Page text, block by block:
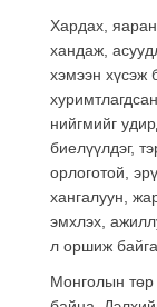
Хардах, яаран
хандаж,
хэмээн хүсэж
нийгмийг
биелүүлдэг,
орлоготой,
хангалуун,
эмхлэх,
л оршиж
Монголын төр